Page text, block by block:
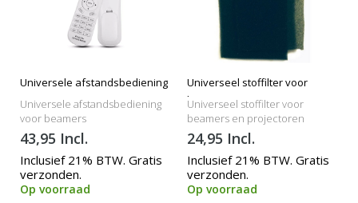
Universele afstandsbediening
Universele afstandsbediening
voor beamers
43,95 Incl.
Inclusief 21% BTW. Gratis
verzonden.
Op voorraad
Universeel stoffilter voor
beamers
Universeel stoffilter voor
beamers en projectoren
24,95 Incl.
Inclusief 21% BTW. Gratis
verzonden.
Op voorraad